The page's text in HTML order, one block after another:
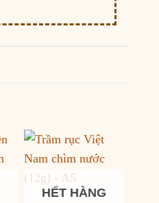
HẾT HÀNG